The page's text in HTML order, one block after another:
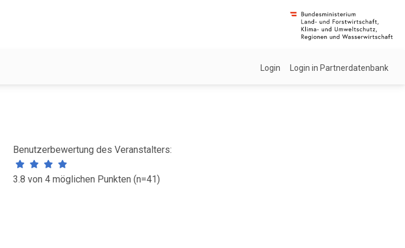
Login Login in Partnerdatenbank
Benutzerbewertung des Veranstalters:
3.8 von 4 möglichen Punkten (n=41)